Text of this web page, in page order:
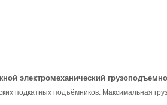
электромеханический
подкатных подъёмников. Максимальная